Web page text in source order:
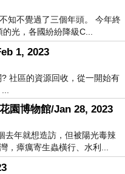
知不覺過了三個年頭。 今年終
光，各國紛紛降級C...
1, 2023
社區的資源回收，從一開始有
園博物館/Jan 28, 2023
去年就想造訪，但被陽光毒辣
，瘴癘寄生蟲橫行、水利...